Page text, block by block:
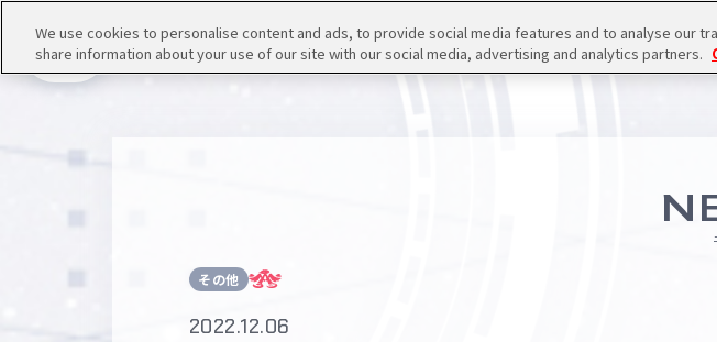
その他
2022.12.06
We use cookies to personalise content and ads, to provide social media features and to analyse our
share information about your use of our site with our social media, advertising and analytics partners.